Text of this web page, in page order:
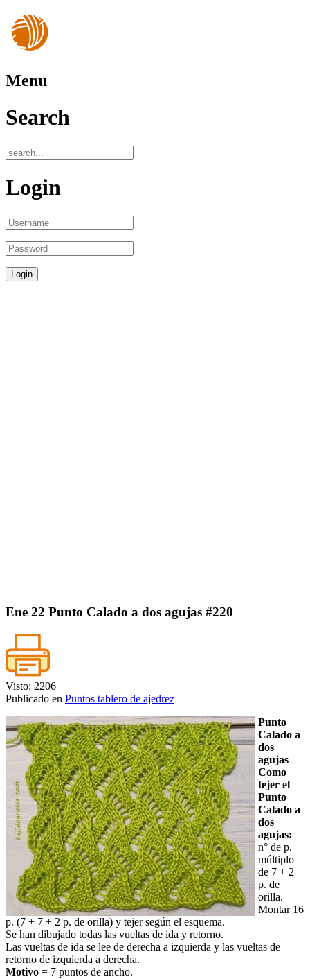
Menu
Search
Login
Ene 22 Punto Calado a dos agujas #220
Visto: 2206
Publicado en Puntos tablero de ajedrez
Punto
Calado a
dos
agujas
Como
tejer el
Punto
Calado a
dos
agujas:
n° de p.
múltiplo
de 7 + 2
p. de
orilla.
Montar 16
p. (7 + 7 + 2 p. de orilla) y tejer según el esquema.
Se han dibujado todas las vueltas de ida y retorno.
Las vueltas de ida se lee de derecha a izquierda y las vueltas de
retorno de izquierda a derecha.
Motivo = 7 puntos de ancho.